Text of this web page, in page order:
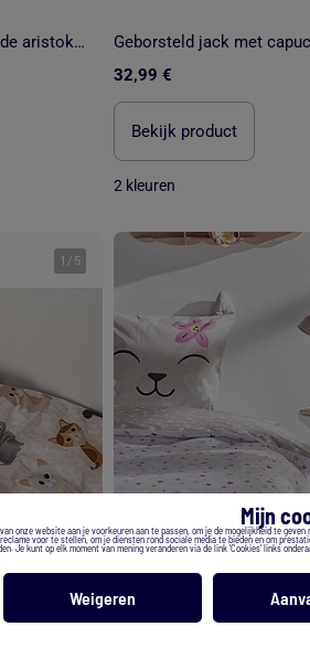
Mijn
onze website aan je voorkeuren aan te passen, om je de mogelijkheid te geven
voor te stellen, om je diensten rond sociale media te bieden en om
Je kunt op elk moment van mening veranderen via de link 'Cookies' links
Weigeren
Lange mouw katoenen T-shirt met de aristokatten
32,99 €
Bekijk product
2 kleuren
1 / 5